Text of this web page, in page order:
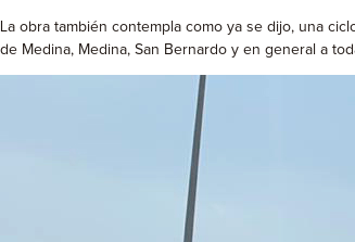
La obra también contempla como ya se dijo, una
de Medina, Medina, San Bernardo y en general a